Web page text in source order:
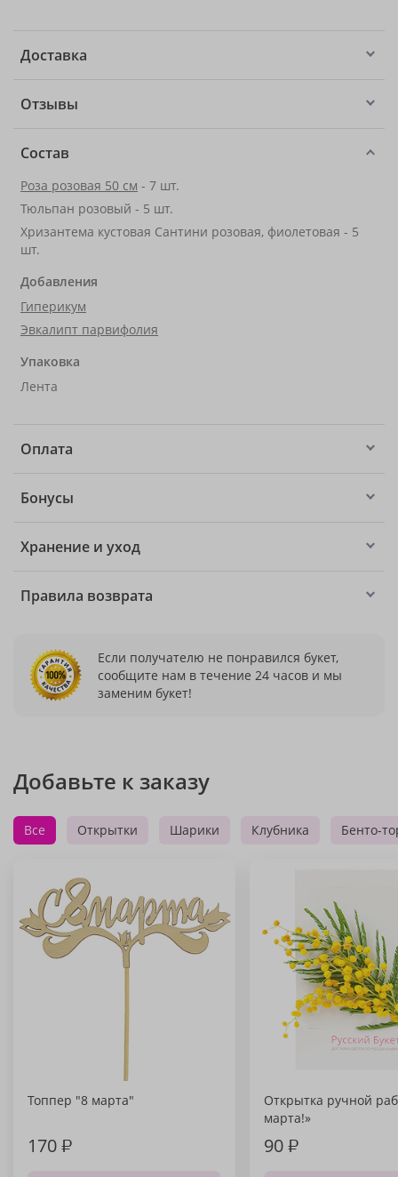
Доставка
Отзывы
Состав
Роза розовая 50 см - 7 шт.
Тюльпан розовый - 5 шт.
Хризантема кустовая Сантини розовая, фиолетовая - 5
шт.
Добавления
Гиперикум
Эвкалипт парвифолия
Упаковка
Лента
Оплата
Бонусы
Хранение и уход
Правила возврата
Если получателю не понравился букет,
сообщите нам в течение 24 часов и мы
заменим букет!
Добавьте к заказу
Все Открытки Шарики Клубника Бенто-
Топпер "8 марта"
170₽
Открытка ручной
марта!»
90₽